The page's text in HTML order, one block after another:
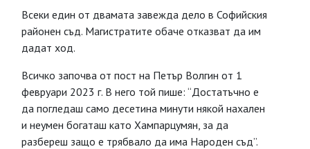
Всеки един от двамата завежда дело в Софийския
районен съд. Магистратите обаче отказват да им
дадат ход.
Всичко започва от пост на Петър Волгин от 1
февруари 2023 г. В него той пише: “Достатъчно е
да погледаш само десетина минути някой нахален
и неумен богаташ като Хампарцумян, за да
разбереш защо е трябвало да има Народен съд”.